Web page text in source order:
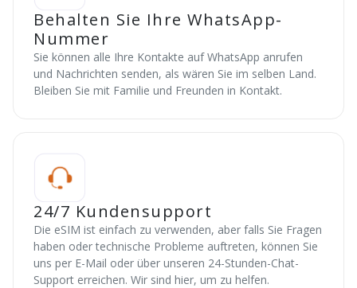
Behalten Sie Ihre WhatsApp-
Nummer
Sie können alle Ihre Kontakte auf WhatsApp anrufen
und Nachrichten senden, als wären Sie im selben Land.
Bleiben Sie mit Familie und Freunden in Kontakt.
24/7 Kundensupport
Die eSIM ist einfach zu verwenden, aber falls Sie Fragen
haben oder technische Probleme auftreten, können Sie
uns per E-Mail oder über unseren 24-Stunden-Chat-
Support erreichen. Wir sind hier, um zu helfen.